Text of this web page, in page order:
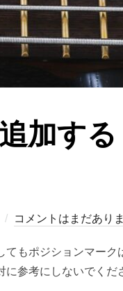
加す
コメントはまだあり
もポジションマー
に参考にしないでくだ